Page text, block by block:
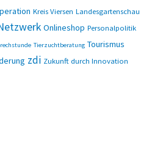
Kreis Viersen Landesgartenschau
Onlineshop Personalpolitik
Tierzuchtberatung Tourismus
zdi Zukunft durch Innovation